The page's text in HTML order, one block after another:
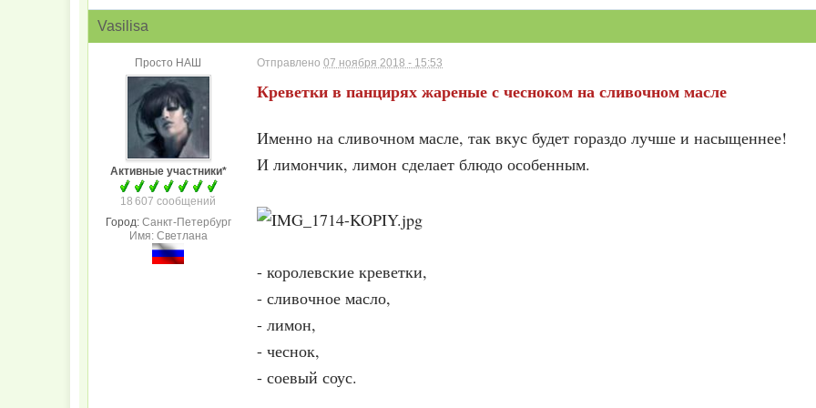
Vasilisa
Просто НАШ
Активные участники*
18 607 сообщений
Город: Санкт-Петербург
Имя: Светлана
Отправлено07 ноября 2018 - 15:53
Креветки в панцирях жареные с чесноком на сливочном масле
Именно на сливочном масле, так вкус будет гораздо лучше и насыщеннее!
И лимончик, лимон сделает блюдо особенным.
- королевские креветки,
- сливочное масло,
- лимон,
- чеснок,
- соевый соус.